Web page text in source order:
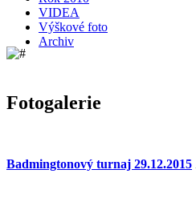
VIDEA
Výškové foto
Archiv
Fotogalerie
Badmingtonový turnaj 29.12.2015